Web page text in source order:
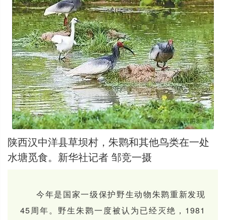
陕西汉中洋县草坝村，朱鹮和其他鸟类在一处
水塘觅食。新华社记者 邹竞一摄
今年是国家一级保护野生动物朱鹮重新发现
45周年。野生朱鹮一度被认为已经灭绝，1981